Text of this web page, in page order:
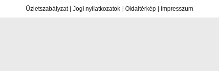
Üzletszabályzat | Jogi nyilatkozatok | Oldaltérkép | Impresszum